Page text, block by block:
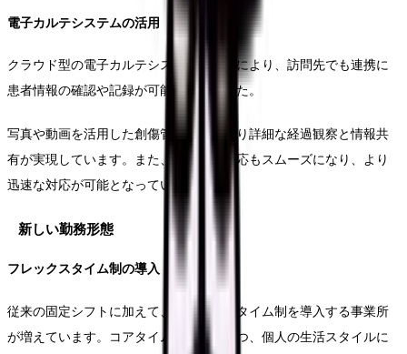
電子カルテシステムの活用
クラウド型の電子カルテシステムの導入により、訪問先でも連携に
患者情報の確認や記録が可能になりました。
写真や動画を活用した創傷管理など、より詳細な経過観察と情報共
有が実現しています。また、医師との対応もスムーズになり、より
迅速な対応が可能となっています。
新しい勤務形態
フレックスタイム制の導入
従来の固定シフトに加えて、フレックスタイム制を導入する事業所
が増えています。コアタイムを設定しつつ、個人の生活スタイルに